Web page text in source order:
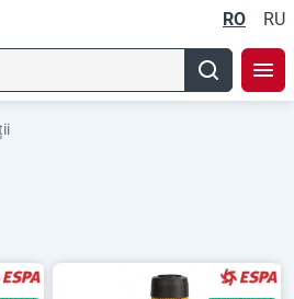
RO RU